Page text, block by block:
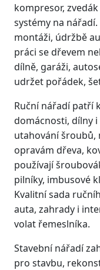
kompresor,
systémy na
montáži, údržbě
práci se dřevem
dílně, garáži,
udržet pořádek,
Ruční nářadí patří
domácnosti, dílny
utahování šroubů,
opravám dřeva,
používají
pilníky, imbusové
Kvalitní sada
auta, zahrady i
volat řemeslníka.
Stavební nářadí
pro stavbu,